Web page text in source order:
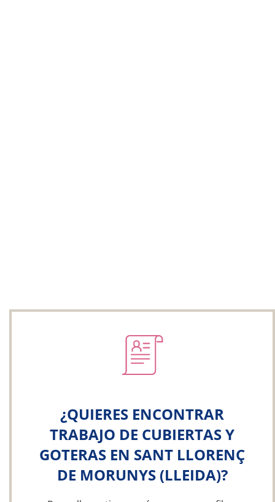
¿QUIERES ENCONTRAR
TRABAJO DE CUBIERTAS Y
GOTERAS EN SANT LLORENÇ
DE MORUNYS (LLEIDA)?